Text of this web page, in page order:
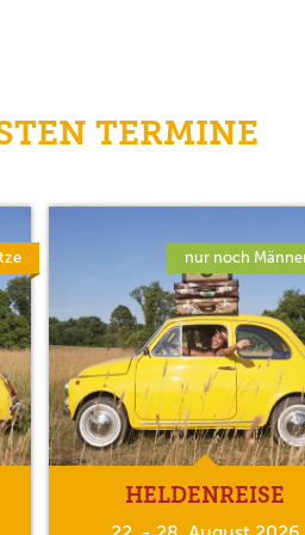
TERMINE
nur noch
HELDENREISE